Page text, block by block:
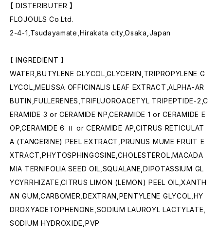
【 DISTERIBUTER 】
FLOJOULS Co.Ltd.
2-4-1,Tsudayamate,Hirakata city,Osaka,Japan
【 INGREDIENT 】
WATER,BUTYLENE GLYCOL,GLYCERIN,TRIPROPYLENE G
LYCOL,MELISSA OFFICINALIS LEAF EXTRACT,ALPHA-AR
BUTIN,FULLERENES,TRIFLUOROACETYL TRIPEPTIDE-2,C
ERAMIDE 3 or CERAMIDE NP,CERAMIDE 1 or CERAMIDE E
OP,CERAMIDE 6 Ⅱ or CERAMIDE AP,CITRUS RETICULAT
A (TANGERINE) PEEL EXTRACT,PRUNUS MUME FRUIT E
XTRACT,PHYTOSPHINGOSINE,CHOLESTEROL,MACADA
MIA TERNIFOLIA SEED OIL,SQUALANE,DIPOTASSIUM GL
YCYRRHIZATE,CITRUS LIMON (LEMON) PEEL OIL,XANTH
AN GUM,CARBOMER,DEXTRAN,PENTYLENE GLYCOL,HY
DROXYACETOPHENONE,SODIUM LAUROYL LACTYLATE,
SODIUM HYDROXIDE,PVP